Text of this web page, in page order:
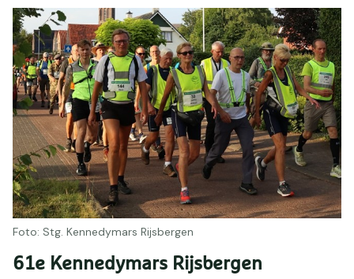
61e Kennedymars Rijsbergen
Foto: Stg. Kennedymars Rijsbergen